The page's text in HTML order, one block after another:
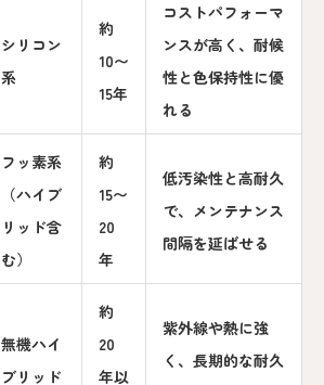
シリコン
系
約
10〜
15年
コストパフォーマ
ンスが高く、耐候
性と色保持性に優
れる
フッ素系
（ハイブ
リッド含
む）
約
15〜
20
年
低汚染性と高耐久
で、メンテナンス
間隔を延ばせる
無機ハイ
ブリッド
約
20
年以
紫外線や熱に強
く、長期的な耐久